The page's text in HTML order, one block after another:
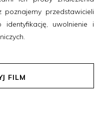
przedstawicieli
identyfikację, uwolnienie i
FILM